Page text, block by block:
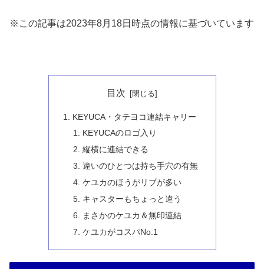
※この記事は2023年8月18日時点の情報に基づいています
目次
KEYUCA・タテヨコ連結キャリー
KEYUCAのロゴ入り
縦横に連結できる
違いのひとつは持ち手穴の有無
ケユカのほうがリブが多い
キャスターもちょっと違う
まさかのケユカ＆無印連結
ケユカがコスパNo.1